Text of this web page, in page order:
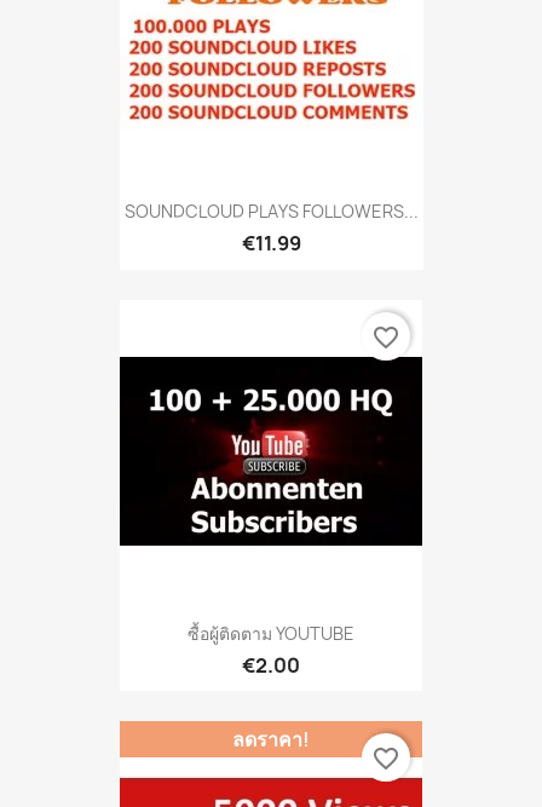
SOUNDCLOUD PLAYS FOLLOWERS...
€11.99
ซื้อผู้ติดตาม YOUTUBE
€2.00
favorite_border
ลดราคา!
favorite_border